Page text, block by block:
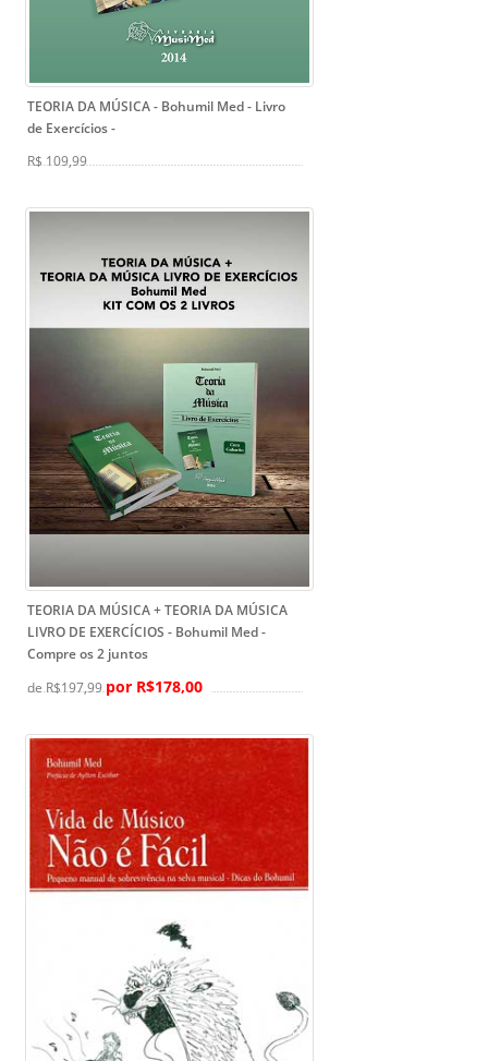
TEORIA DA MÚSICA - Bohumil Med - Livro
de Exercícios-
R$ 109,99
TEORIA DA MÚSICA + TEORIA DA MÚSICA
LIVRO DE EXERCÍCIOS - Bohumil Med-
Compre os 2 juntos
de R$197,99por R$178,00